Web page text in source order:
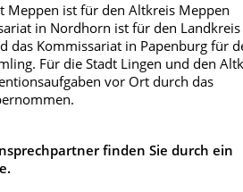
Meppen ist für den Altkreis Meppen
in Nordhorn ist für den Landkreis
das Kommissariat in Papenburg für
Für die Stadt Lingen und den
vor Ort durch das
finden Sie durch ein